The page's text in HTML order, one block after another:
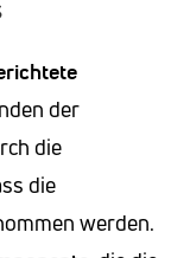
der
die
die
werden.